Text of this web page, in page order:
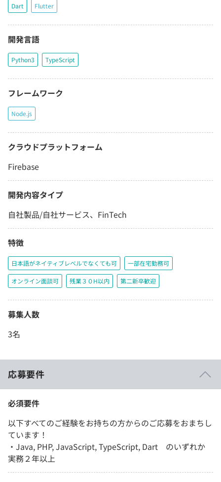
Dart Flutter
開発言語
Python3 TypeScript
フレームワーク
Node.js
クラウドプラットフォーム
Firebase
開発内容タイプ
自社製品/自社サービス、FinTech
特徴
日本語がネイティブレベルでなくても可 一部在宅勤務可
オンライン面談可 残業３０H以内 第二新卒歓迎
募集人数
3名
応募要件
必須要件
以下すべてのご経験をお持ちの方からのご応募をおまちし
ています！
・Java, PHP, JavaScript, TypeScript, Dart のいずれか
実務２年以上